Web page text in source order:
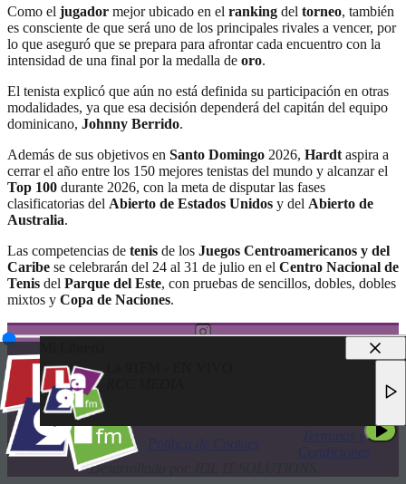
Como el jugador mejor ubicado en el ranking del torneo, también
es consciente de que será uno de los principales rivales a vencer, por
lo que aseguró que se prepara para afrontar cada encuentro con la
intensidad de una final por la medalla de oro.
El tenista explicó que aún no está definida su participación en otras
modalidades, ya que esa decisión dependerá del capitán del equipo
dominicano, Johnny Berrido.
Además de sus objetivos en Santo Domingo 2026, Hardt aspira a
cerrar el año entre los 150 mejores tenistas del mundo y alcanzar el
Top 100 durante 2026, con la meta de disputar las fases
clasificatorias del Abierto de Estados Unidos y del Abierto de
Australia.
Las competencias de tenis de los Juegos Centroamericanos y del
Caribe se celebrarán del 24 al 31 de julio en el Centro Nacional de
Tenis del Parque del Este, con pruebas de sencillos, dobles, dobles
mixtos y Copa de Naciones.
TODOS LOS DERECHOS RESERVADOS
Política de Privacidad
Terminos y
Desarrollado por JDL IT SOLUTIONS
LA 91FM - EN VIVO
RCC MEDIA